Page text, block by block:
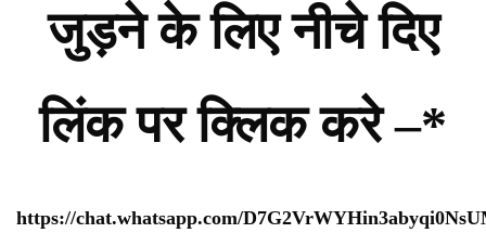
जुड़ने के लिए नीचे दिए
लिंक पर क्लिक करे –*
https://chat.whatsapp.com/